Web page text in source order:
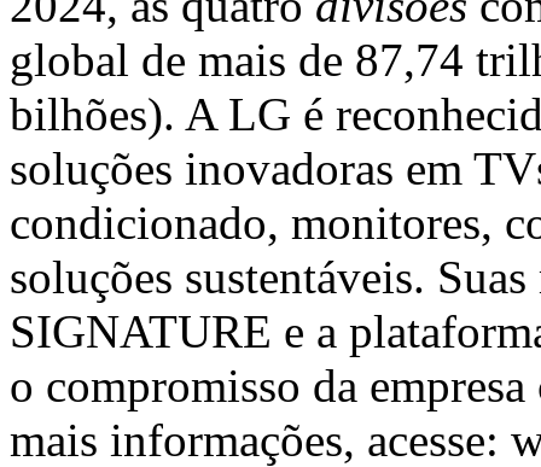
global de mais de 87,74
bilhões). A LG é
soluções inovadoras em
condicionado, monitores,
soluções sustentáveis.
SIGNATURE e a
o compromisso da
mais informações, acesse: